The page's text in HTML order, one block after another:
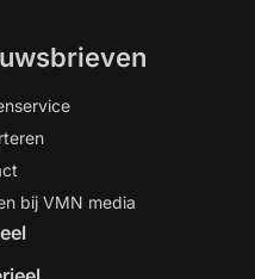
bij VMN media